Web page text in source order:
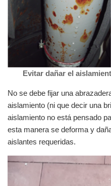
Evitar dañar el
No se debe fijar una
aislamiento (ni que decir una
aislamiento no está pensado
esta manera se deforma y
aislantes requeridas.